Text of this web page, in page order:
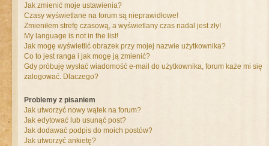
Jak zmienić moje ustawienia?
Czasy wyświetlane na forum są nieprawidłowe!
Zmieniłem strefę czasową, a wyświetlany czas nadal jest zły!
My language is not in the list!
Jak mogę wyświetlić obrazek przy mojej nazwie użytkownika?
Co to jest ranga i jak mogę ją zmienić?
Gdy próbuję wysłać wiadomość e-mail do użytkownika, forum każe mi się
zalogować. Dlaczego?
Problemy z pisaniem
Jak utworzyć nowy wątek na forum?
Jak edytować lub usunąć post?
Jak dodawać podpis do moich postów?
Jak utworzyć ankietę?